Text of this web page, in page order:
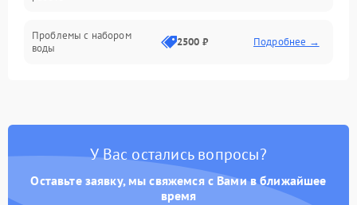
Проблемы с набором
воды
2500 ₽ Подробнее →
Замена платы управления 2200 ₽ Подробнее →
У Вас остались вопросы?
Оставьте заявку, мы свяжемся с Вами в ближайшее
время